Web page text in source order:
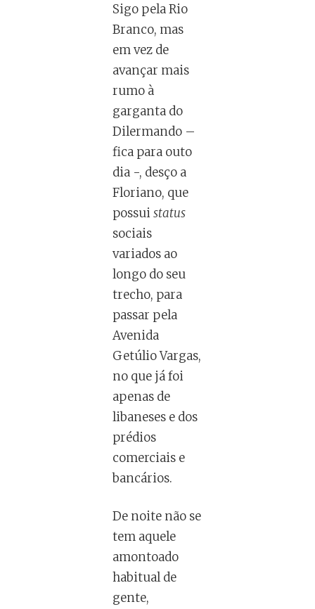
Sigo pela Rio
Branco, mas
em vez de
avançar mais
rumo à
garganta do
Dilermando –
fica para outo
dia -, desço a
Floriano, que
possuistatus
sociais
variados ao
longo do seu
trecho, para
passar pela
Avenida
Getúlio Vargas,
no que já foi
apenas de
libaneses e dos
prédios
comerciais e
bancários.
De noite não se
tem aquele
amontoado
habitual de
gente,